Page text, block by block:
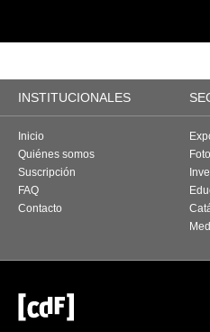
INSTITUCIONALES
Inicio
Quiénes somos
Suscripción
FAQ
Contacto